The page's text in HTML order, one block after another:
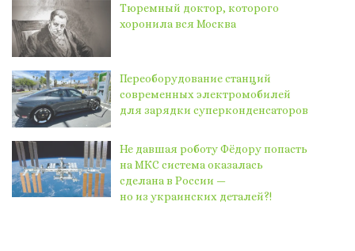
Тюремный доктор, которого
хоронила вся Москва
Переоборудование станций
современных электромобилей
для зарядки суперконденсаторов
Не давшая роботу Фёдору попасть
на МКС система оказалась
сделана в России —
но из украинских деталей?!